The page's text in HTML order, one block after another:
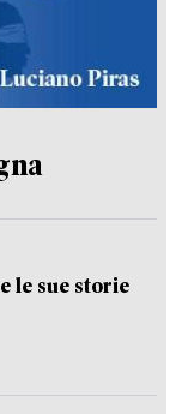
le sue storie